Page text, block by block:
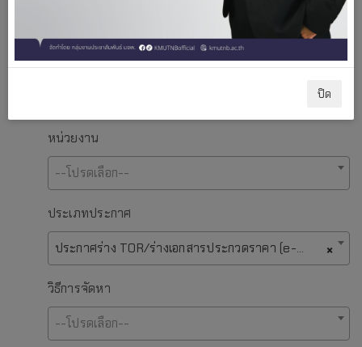
คำค้น
หน่วยงาน
--โปรดเลือก--
ประเภทประกาศ
×
ประกาศร่าง TOR/ร่างเอกสารประกวดราคา (e-bidding)/ประกาศราคากลาง
วิธีการจัดหา
--โปรดเลือก--
ปิด